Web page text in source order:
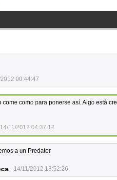
00:44:47
come como para ponerse así. Algo está
14/11/2012 04:37:12
a un Predator
14/11/2012 18:52:26